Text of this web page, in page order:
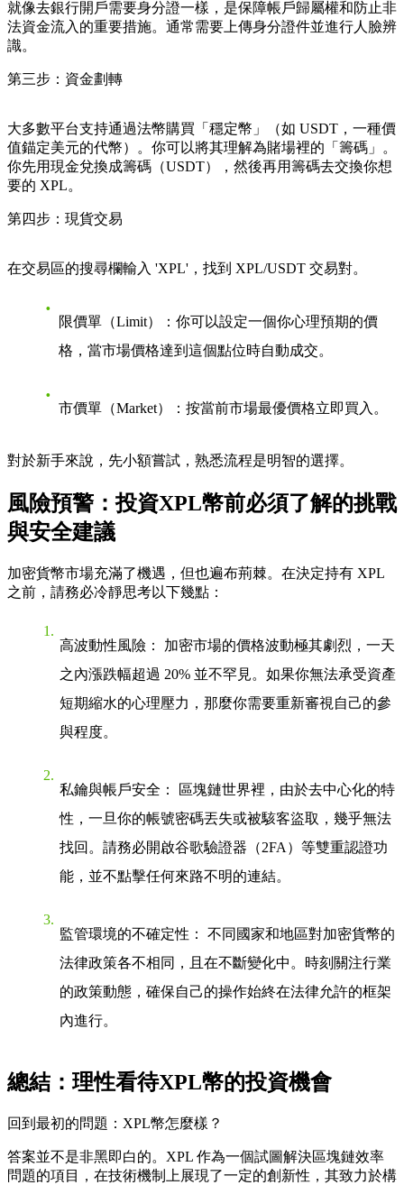
就像去銀行開戶需要身分證一樣，是保障帳戶歸屬權和防止非
法資金流入的重要措施。通常需要上傳身分證件並進行人臉辨
識。
第三步：資金劃轉
大多數平台支持通過法幣購買「穩定幣」（如 USDT，一種價
值錨定美元的代幣）。你可以將其理解為賭場裡的「籌碼」。
你先用現金兌換成籌碼（USDT），然後再用籌碼去交換你想
要的 XPL。
第四步：現貨交易
在交易區的搜尋欄輸入 'XPL'，找到 XPL/USDT 交易對。
限價單（Limit）
：你可以設定一個你心理預期的價
格，當市場價格達到這個點位時自動成交。
市價單（Market） ：按當前市場最優價格立即買入。
對於新手來說，先小額嘗試，熟悉流程是明智的選擇。
風險預警：投資XPL幣前必須了解的挑戰
與安全建議
加密貨幣市場充滿了機遇，但也遍布荊棘。在決定持有 XPL
之前，請務必冷靜思考以下幾點：
高波動性風險 ： 加密市場的價格波動極其劇烈，一天
之內漲跌幅超過 20% 並不罕見。如果你無法承受資產
短期縮水的心理壓力，那麼你需要重新審視自己的參
與程度。
私鑰與帳戶安全 ： 區塊鏈世界裡，由於去中心化的特
性，一旦你的帳號密碼丟失或被駭客盜取，幾乎無法
找回。請務必開啟谷歌驗證器（2FA）等雙重認證功
能，並不點擊任何來路不明的連結。
監管環境的不確定性 ： 不同國家和地區對加密貨幣的
法律政策各不相同，且在不斷變化中。時刻關注行業
的政策動態，確保自己的操作始終在法律允許的框架
內進行。
總結：理性看待XPL幣的投資機會
回到最初的問題： XPL幣怎麼樣？
答案並不是非黑即白的。XPL 作為一個試圖解決區塊鏈效率
問題的項目，在技術機制上展現了一定的創新性，其致力於構